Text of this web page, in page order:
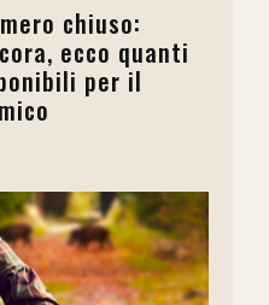
chiuso:
ecco quanti
per il